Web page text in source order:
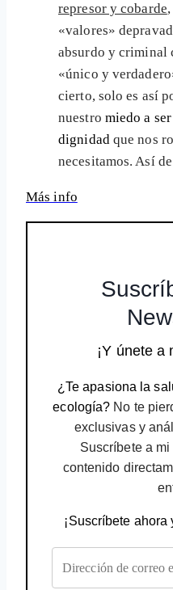
represor y cobarde
«valores»
absurdo y criminal
«único y
cierto, solo es así
nuestro miedo a
dignidadque nos
necesitamos. Así
Más info
¡Y únete a
¿Te apasiona la
ecología? No te
exclusivas y
Suscríbete a
contenido
¡Suscríbete